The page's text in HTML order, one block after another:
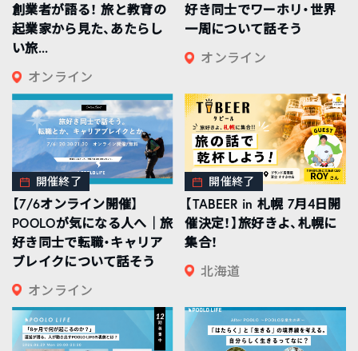
創業者が語る！ 旅と教育の
起業家から見た、あたらし
い旅...
オンライン
好き同士でワーホリ・世界
一周について話そう
オンライン
開催終了
【7/6オンライン開催】
POOLOが気になる人へ｜旅
好き同士で転職・キャリア
ブレイクについて話そう
オンライン
開催終了
【TABEER in 札幌 7月4日開
催決定！】旅好きよ、札幌に
集合！
北海道